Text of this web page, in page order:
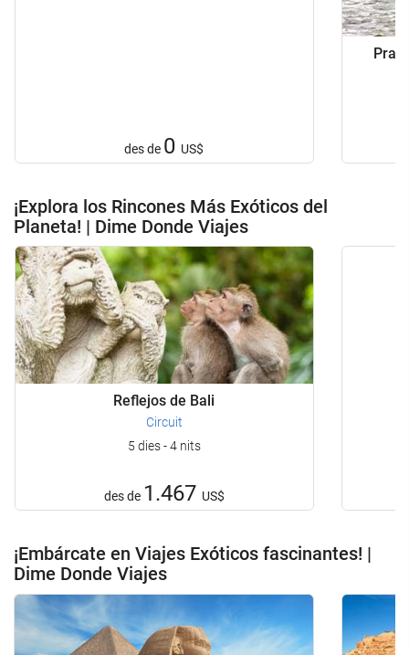
des de 0 US$
¡Explora los Rincones Más Exóticos del
Planeta! | Dime Donde Viajes
Reflejos de Bali
Circuit
5 dies - 4 nits
des de 1.467 US$
¡Embárcate en Viajes Exóticos fascinantes! |
Dime Donde Viajes